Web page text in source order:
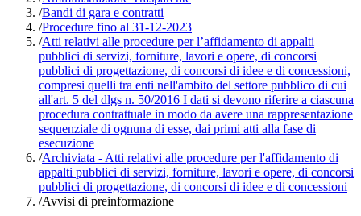
/Bandi di gara e contratti
/Procedure fino al 31-12-2023
/Atti relativi alle procedure per l’affidamento di appalti
pubblici di servizi, forniture, lavori e opere, di concorsi
pubblici di progettazione, di concorsi di idee e di concessioni,
compresi quelli tra enti nell'ambito del settore pubblico di cui
all'art. 5 del dlgs n. 50/2016 I dati si devono riferire a ciascuna
procedura contrattuale in modo da avere una rappresentazione
sequenziale di ognuna di esse, dai primi atti alla fase di
esecuzione
/Archiviata - Atti relativi alle procedure per l'affidamento di
appalti pubblici di servizi, forniture, lavori e opere, di concorsi
pubblici di progettazione, di concorsi di idee e di concessioni
/Avvisi di preinformazione